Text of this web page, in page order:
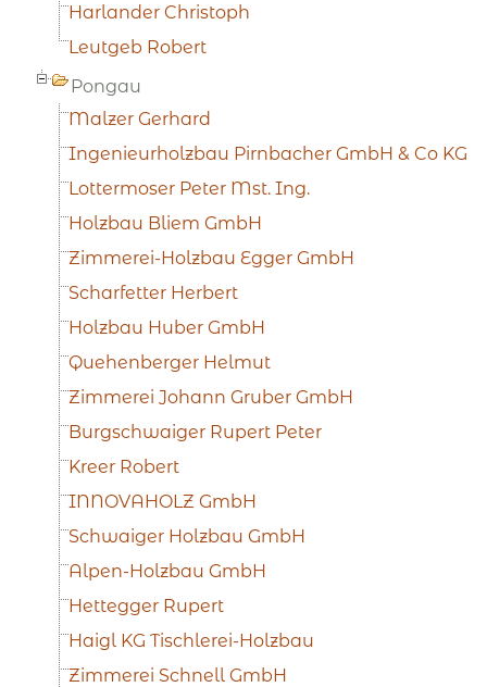
Harlander Christoph
Leutgeb Robert
Pongau
Malzer Gerhard
Ingenieurholzbau Pirnbacher GmbH & Co KG
Lottermoser Peter Mst. Ing.
Holzbau Bliem GmbH
Zimmerei-Holzbau Egger GmbH
Scharfetter Herbert
Holzbau Huber GmbH
Quehenberger Helmut
Zimmerei Johann Gruber GmbH
Burgschwaiger Rupert Peter
Kreer Robert
INNOVAHOLZ GmbH
Schwaiger Holzbau GmbH
Alpen-Holzbau GmbH
Hettegger Rupert
Haigl KG Tischlerei-Holzbau
Zimmerei Schnell GmbH